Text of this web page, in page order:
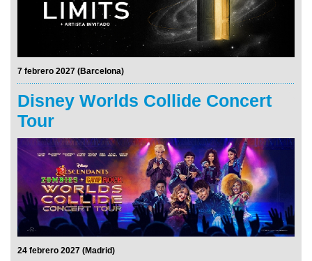
7 febrero 2027 (Barcelona)
Disney Worlds Collide Concert
Tour
24 febrero 2027 (Madrid)